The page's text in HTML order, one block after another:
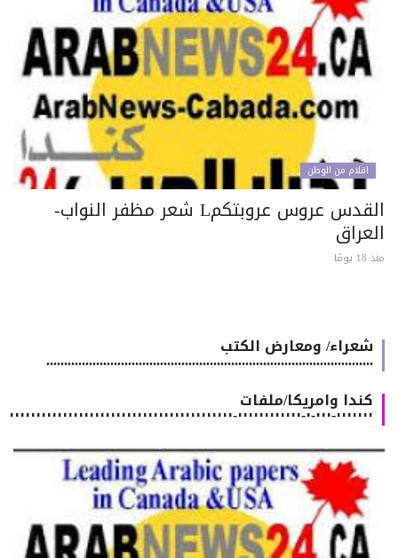
اقلام من الوطن
القدس عروس عروبتكمL شعر مظفر النواب-
شعراء/ ومعارض الكتب
............................................................................................
كندا وامريكا/ملفات
٠٠٠٠٠٠٠-٠٠٠-٠-٠٠٠٠٠٠٠٠٠٠٠٠-٠٠٠٠٠٠٠٠٠٠٠٠٠٠٠٠٠٠٠٠٠٠٠٠٠٠٠٠٠٠٠٠٠٠٠٠٠٠٠٠٠٠